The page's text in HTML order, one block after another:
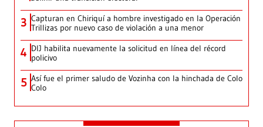
3 Capturan en Chiriquí a hombre investigado en la Operación
Trillizas por nuevo caso de violación a una menor
4 DIJ habilita nuevamente la solicitud en línea del récord
policivo
5 Así fue el primer saludo de Vozinha con la hinchada de Colo
Colo